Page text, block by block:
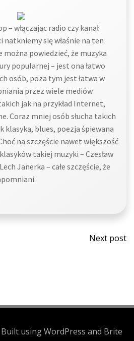
– włączając radio czy kanał
natkniemy się właśnie na ten
można powiedzieć, że muzyka
popularnej – jest ona łatwo
osób, poza tym jest łatwa w
przez wiele mediów
jak na przykład Internet,
Coraz mniej osób słucha takich
klasyka, blues, poezja śpiewana
na szczęście nawet większość
takiej muzyki – Czesław
Janerka – całe szczęście, że
Post
Next post
using WordPress and Brite